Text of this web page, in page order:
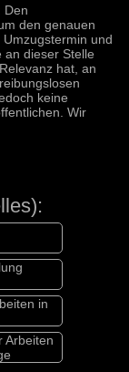
Den
den genauen
und
an dieser Stelle
hat, an
keine
Wir
in
Arbeiten